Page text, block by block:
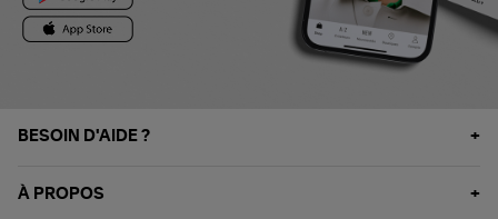
BESOIN D'AIDE ?
À PROPOS